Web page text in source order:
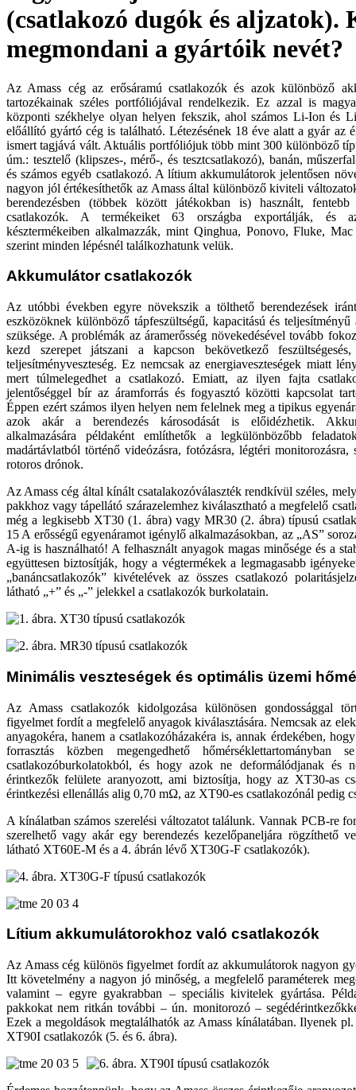
(csatlakozó dugók és aljzatok).
megmondani a gyártóik nevét?
Az Amass cég az erősáramú csatlakozók és azok különböző
tartozékainak széles portfóliójával rendelkezik. Ez azzal is
központi székhelye olyan helyen fekszik, ahol számos Li-Ion és
előállító gyártó cég is található. Létezésének 18 éve alatt a gyár az
ismert tagjává vált. Aktuális portfóliójuk több mint 300 különböző
úm.: tesztelő (klipszes-, mérő-, és tesztcsatlakozó), banán,
és számos egyéb csatlakozó. A lítium akkumulátorok jelentősen
nagyon jól értékesíthetők az Amass által különböző kiviteli
berendezésben (többek között játékokban is) használt,
csatlakozók. A termékeiket 63 országba exportálják, és
késztermékeiben alkalmazzák, mint Qinghua, Ponovo, Fluke,
szerint minden lépésnél találkozhatunk velük.
Akkumulátor csatlakozók
Az utóbbi években egyre növekszik a tölthető berendezések
eszközöknek különböző tápfeszültségű, kapacitású és
szüksége. A problémák az áramerősség növekedésével tovább
kezd szerepet játszani a kapcson bekövetkező
teljesítményveszteség. Ez nemcsak az energiaveszteségek miatt
mert túlmelegedhet a csatlakozó. Emiatt, az ilyen fajta
jelentőséggel bír az áramforrás és fogyasztó közötti kapcsolat
Éppen ezért számos ilyen helyen nem felelnek meg a tipikus
azok akár a berendezés károsodását is előidézhetik.
alkalmazására példaként említhetők a legkülönbözőbb
madártávlatból történő videózásra, fotózásra, légtéri
rotoros drónok.
Az Amass cég által kínált csatalakozóválaszték rendkívül széles,
pakkhoz vagy tápellátó szárazelemhez kiválasztható a megfelelő
még a legkisebb XT30 (1. ábra) vagy MR30 (2. ábra) típusú
15 A erősségű egyenáramot igénylő alkalmazásokban, az „AS”
A-ig is használható! A felhasznált anyagok magas minősége és a
együttesen biztosítják, hogy a végtermékek a legmagasabb
„banáncsatlakozók” kivételévek az összes csatlakozó
látható „+” és „-” jelekkel a csatlakozók burkolatain.
Minimális veszteségek és optimális üzemi
Az Amass csatlakozók kidolgozása különösen gondossággal
figyelmet fordít a megfelelő anyagok kiválasztására. Nemcsak az
anyagokéra, hanem a csatlakozóházakéra is, annak érdekében,
forrasztás közben megengedhető
csatlakozóburkolatokból, és hogy azok ne deformálódjanak és
érintkezők felülete aranyozott, ami biztosítja, hogy az XT30-as
érintkezési ellenállás alig 0,70 mΩ, az XT90-es csatlakozónál pedig
A kínálatban számos szerelési változatot találunk. Vannak PCB-re
szerelhető vagy akár egy berendezés kezelőpaneljára rögzíthető
látható XT60E-M és a 4. ábrán lévő XT30G-F csatlakozók).
Lítium akkumulátorokhoz való csatlakozók
Az Amass cég különös figyelmet fordít az akkumulátorok nagyon
Itt követelmény a nagyon jó minőség, a megfelelő paraméterek
valamint – egyre gyakrabban – speciális kivitelek gyártása.
pakkokat nem ritkán további – ún. monitorozó –
Ezek a megoldások megtalálhatók az Amass kínálatában. Ilyenek
XT90I csatlakozók (5. és 6. ábra).